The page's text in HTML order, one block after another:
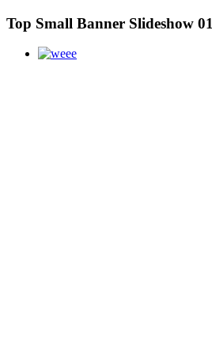
Top Small Banner Slideshow 01